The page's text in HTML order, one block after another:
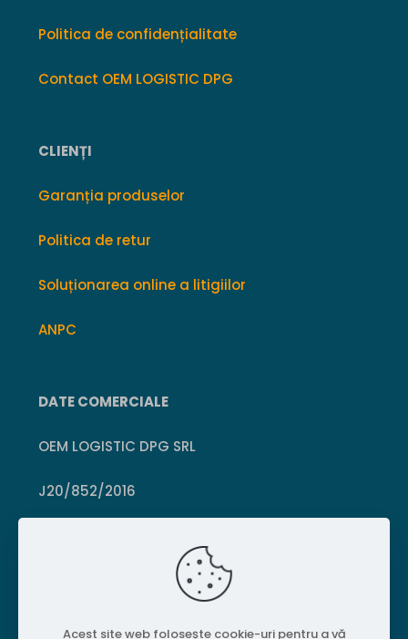
Politica de confidențialitate
Contact OEM LOGISTIC DPG
CLIENȚI
Garanția produselor
Politica de retur
Soluționarea online a litigiilor
ANPC
DATE COMERCIALE
OEM LOGISTIC DPG SRL
J20/852/2016
Crișcior, Hunedoara
Acest site web folosește cookie-uri pentru a vă